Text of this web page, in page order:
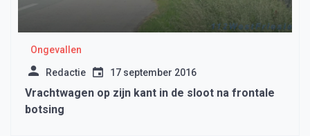
Ongevallen
Redactie 17 september 2016
Vrachtwagen op zijn kant in de sloot na frontale
botsing